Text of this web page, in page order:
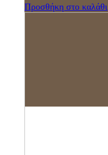
Προσθήκη στο καλάθι